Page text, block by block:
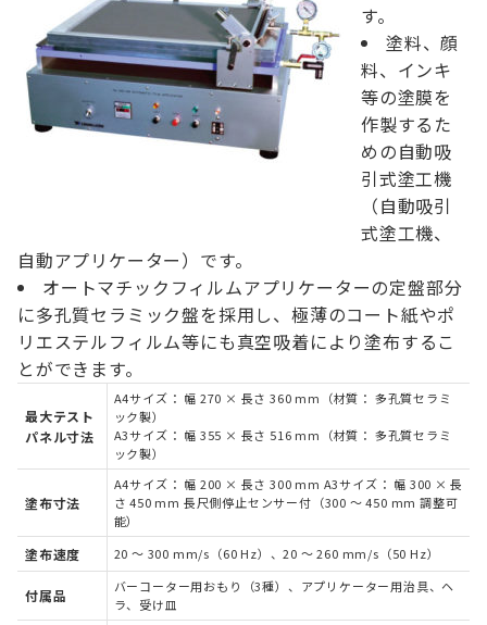
す。
塗料、顔
料、インキ
等の塗膜を
作製するた
めの自動吸
引式塗工機
（自動吸引
式塗工機、
自動アプリケーター）です。
オートマチックフィルムアプリケーターの定盤部分
に多孔質セラミック盤を採用し、極薄のコート紙やポ
リエステルフィルム等にも真空吸着により塗布するこ
とができます。
最大テスト
パネル寸法
A4サイズ： 幅 270 × 長さ 360 mm（材質： 多孔質セラミ
ック製）
A3サイズ： 幅 355 × 長さ 516 mm（材質： 多孔質セラミ
ック製）
塗布寸法
A4サイズ： 幅 200 × 長さ 300 mm A3サイズ： 幅 300 × 長
さ 450 mm 長尺側停止センサー付（300 ～ 450 mm 調整可
能）
塗布速度 20 ～ 300 mm/s（60 Hz）、20 ～ 260 mm/s（50 Hz）
付属品
バーコーター用おもり（3種）、アプリケーター用治具、ヘ
ラ、受け皿